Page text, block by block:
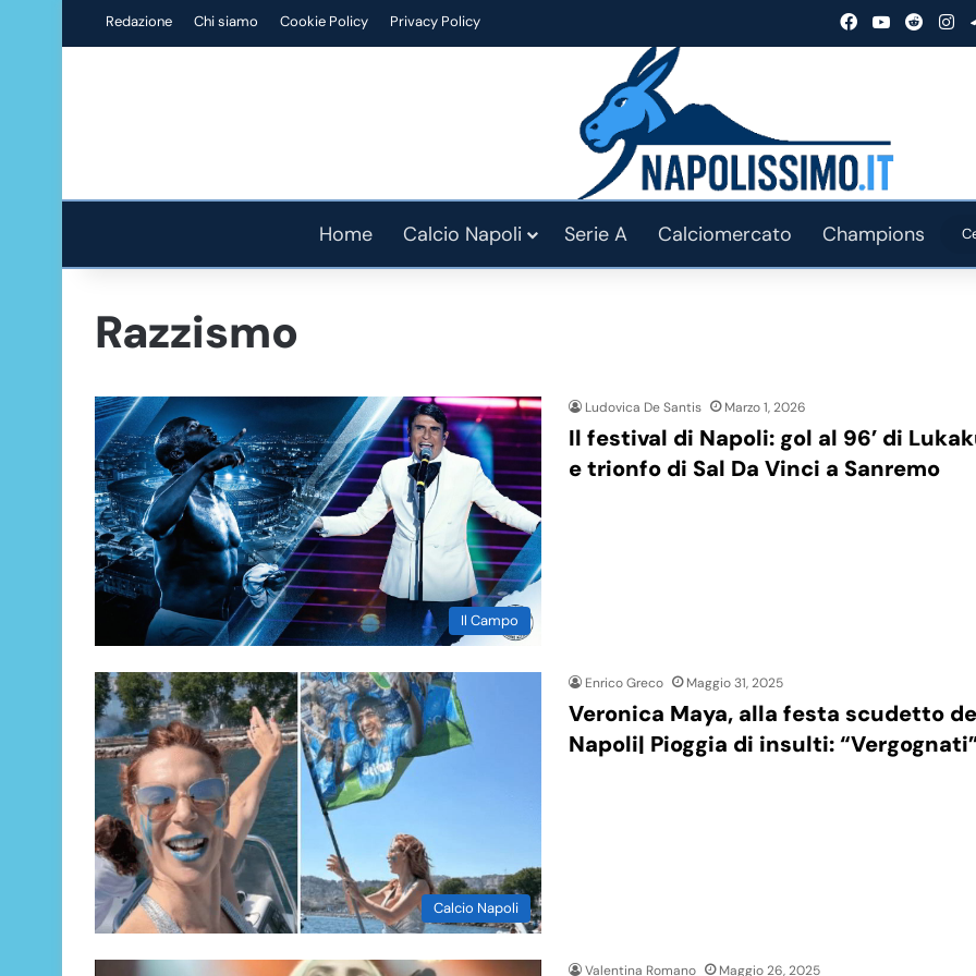
Redazione Chi siamo Cookie Policy Privacy Policy FacebookYou TubeReddit
Home Calcio Napoli Serie A Calciomercato Champions
Razzismo
Il Campo
Ludovica De Santis Marzo 1, 2026
Il festival di Napoli: gol al 96’ di
e trionfo di Sal Da Vinci a Sanremo
Calcio Napoli
Enrico Greco Maggio 31, 2025
Veronica Maya, alla festa scudetto
Napoli| Pioggia di insulti:
Valentina Romano Maggio 26, 2025